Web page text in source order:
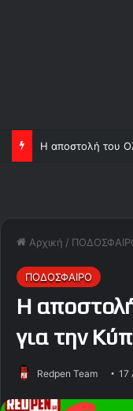
Η αποστολή του
Αρχική /
ΠΟΔΟΣΦΑΙΡΟ
Η
για την
Redpen Team 17